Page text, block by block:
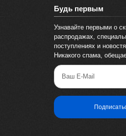
Будь первым
Узнавайте первыми о
распродажах,
поступлениях и
Никакого спама,
Ваш E-Mail